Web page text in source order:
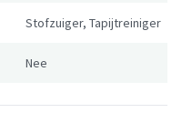
Stofzuiger, Tapijtreiniger
Nee